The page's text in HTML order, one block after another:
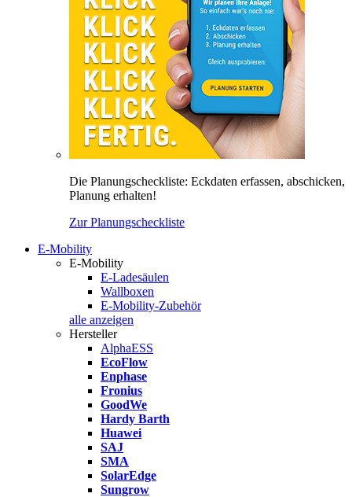
Die Planungscheckliste: Eckdaten erfassen, abschicken,
Planung erhalten!
Zur Planungscheckliste
E-Mobility
E-Mobility
E-Ladesäulen
Wallboxen
E-Mobility-Zubehör
alle anzeigen
Hersteller
AlphaESS
EcoFlow
Enphase
Fronius
GoodWe
Hardy Barth
Huawei
SAJ
SMA
SolarEdge
Sungrow